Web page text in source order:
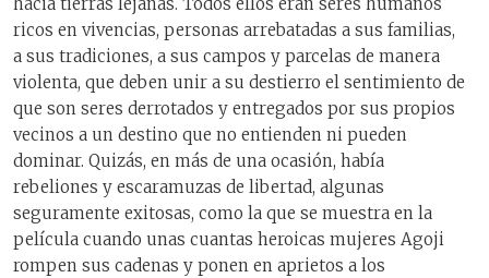
ricos en vivencias, personas arrebatadas a sus familias,
a sus tradiciones, a sus campos y parcelas de manera
violenta, que deben unir a su destierro el sentimiento de
que son seres derrotados y entregados por sus propios
vecinos a un destino que no entienden ni pueden
dominar. Quizás, en más de una ocasión, había
rebeliones y escaramuzas de libertad, algunas
seguramente exitosas, como la que se muestra en la
película cuando unas cuantas heroicas mujeres Agoji
rompen sus cadenas y ponen en aprietos a los